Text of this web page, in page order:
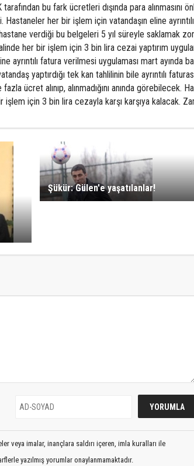
bu fark ücretleri dışında para alınmasını
her bir işlem için vatandaşın eline
verdiği bu belgeleri 5 yıl süreyle saklamak
her bir işlem için 3 bin lira cezai yaptırım
ayrıntılı fatura verilmesi uygulaması mart ayında
yaptırdığı tek kan tahlilinin bile ayrıntılı
ücret alınıp, alınmadığını anında görebilecek.
işlem için 3 bin lira cezayla karşı karşıya kalacak.
Şükür: Gülen'e yaşatılanlar!
veya imalar, inançlara saldırı içeren, imla kuralları ile
yazılmış yorumlar onaylanmamaktadır.